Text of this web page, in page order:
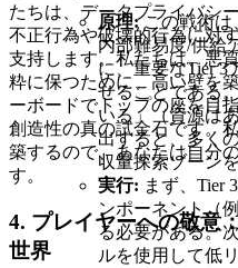
原理:この戦術は
内部難易度/供給
に、重要なTier 3
せることである
いる」（資源は
出すると、多く
収量探索ゾーン
実行: まず、Tier
ンポーネント（
る必要がある。
ルを使用して低
たちは、データプライバシ
不正行為や破壊的行為に対
支持します。私たちは、悪
粋に保つために、高い壁を
ーボードでトップの座を目
創造性の真の試金石です。
築するので、あなたは自分
す。
4. プレイヤーへの敬意
世界